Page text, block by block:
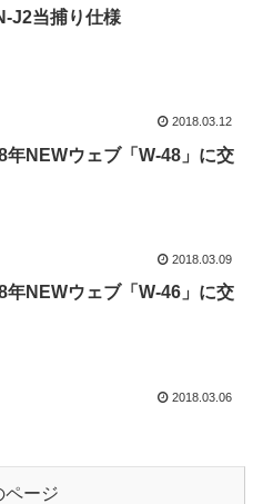
J2当捕り仕様
2018.03.12
年NEWウェブ「W-48」に交
2018.03.09
年NEWウェブ「W-46」に交
2018.03.06
ページ